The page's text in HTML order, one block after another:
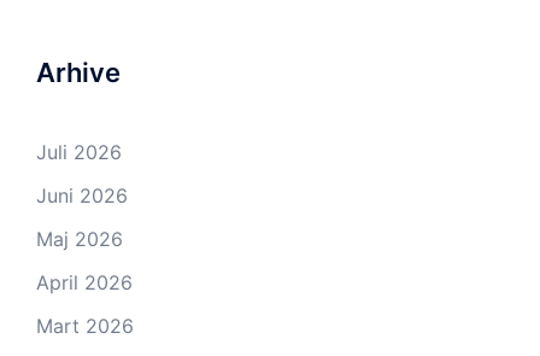
Arhive
Juli 2026
Juni 2026
Maj 2026
April 2026
Mart 2026